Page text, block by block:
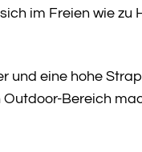
im Freien wie zu
und eine hohe
Outdoor-Bereich